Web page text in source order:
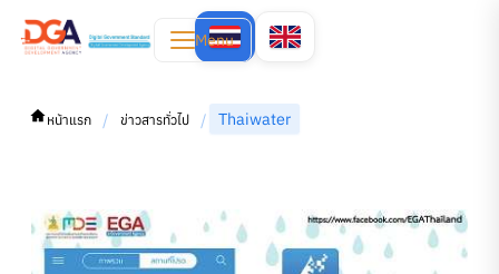
Menu
หน้าแรก / ข่าวสารทั่วไป / Thaiwater